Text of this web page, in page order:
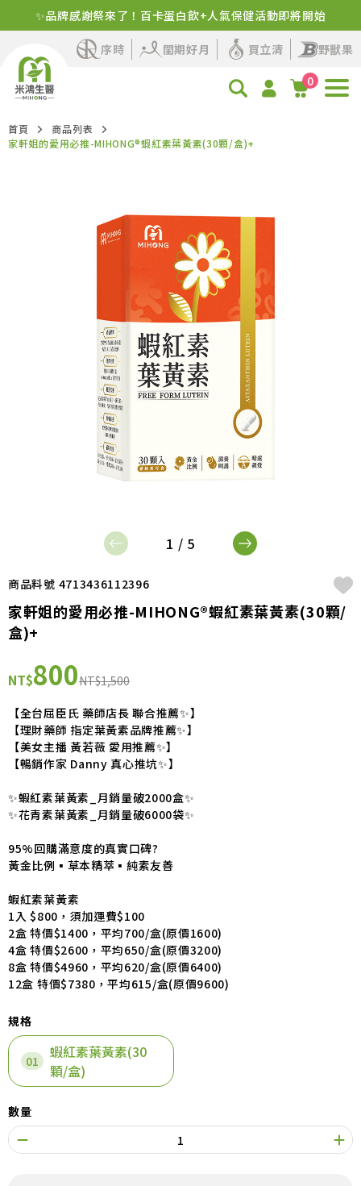
✨品牌感謝祭來了！百卡蛋白飲+人氣保健活動即將開始
新客首購！明星商品+1元多1件
序時 閨期好月 買立清
野獸果
0
首頁
商品列表
家軒姐的愛用必推-MIHONG®蝦紅素葉黃素(30顆/盒)+
1 / 5
商品料號 4713436112396
家軒姐的愛用必推-MIHONG®蝦紅素葉黃素(30顆/
盒)+
NT$800NT$1,500
【全台屈臣氏 藥師店長 聯合推薦✨】
【理財藥師 指定葉黃素品牌推薦✨】
【美女主播 黃若薇 愛用推薦✨】
【暢銷作家 Danny 真心推坑✨】
✨蝦紅素葉黃素_月銷量破2000盒✨
✨花青素葉黃素_月銷量破6000袋✨
95%回購滿意度的真實口碑?
黃金比例▪草本精萃▪純素友善
蝦紅素葉黃素
1入 $800，須加運費$100
2盒 特價$1400，平均700/盒(原價1600)
4盒 特價$2600，平均650/盒(原價3200)
8盒 特價$4960，平均620/盒(原價6400)
12盒 特價$7380，平均615/盒(原價9600)
規格
蝦紅素葉黃素(30
顆/盒)
數量